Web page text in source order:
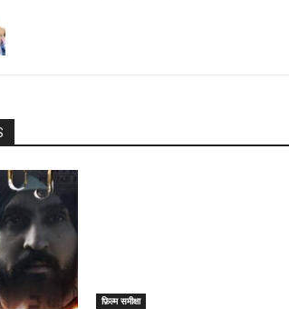
फ़िल्म समीक्षा